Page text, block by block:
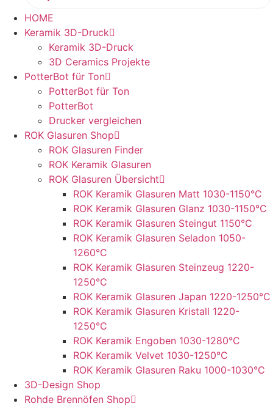
HOME
Keramik 3D-Druck
Keramik 3D-Druck
3D Ceramics Projekte
PotterBot für Ton
PotterBot für Ton
PotterBot
Drucker vergleichen
ROK Glasuren Shop
ROK Glasuren Finder
ROK Keramik Glasuren
ROK Glasuren Übersicht
ROK Keramik Glasuren Matt 1030-1150°C
ROK Keramik Glasuren Glanz 1030-1150°C
ROK Keramik Glasuren Steingut 1150°C
ROK Keramik Glasuren Seladon 1050-
1260°C
ROK Keramik Glasuren Steinzeug 1220-
1250°C
ROK Keramik Glasuren Japan 1220-1250°C
ROK Keramik Glasuren Kristall 1220-
1250°C
ROK Keramik Engoben 1030-1280°C
ROK Keramik Velvet 1030-1250°C
ROK Keramik Glasuren Raku 1000-1030°C
3D-Design Shop
Rohde Brennöfen Shop